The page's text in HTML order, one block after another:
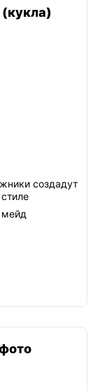
создадут
мейд